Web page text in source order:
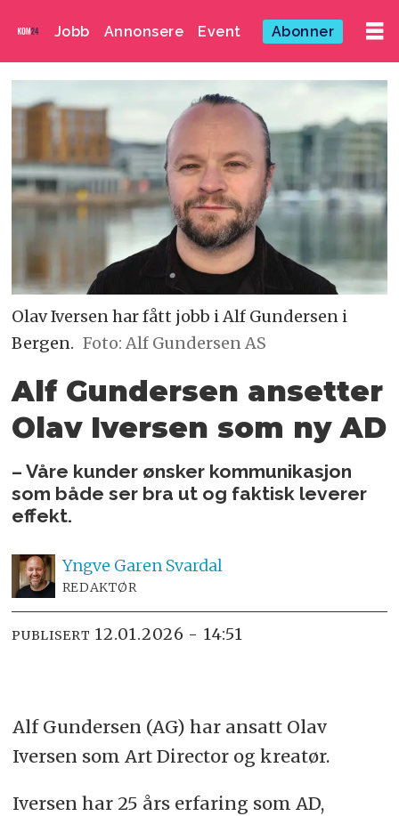
Jobb Annonsere Event Abonner
Olav Iversen har fått jobb i Alf Gundersen i
Bergen. Foto: Alf Gundersen AS
Alf Gundersen ansetter
Olav Iversen som ny AD
– Våre kunder ønsker kommunikasjon
som både ser bra ut og faktisk leverer
effekt.
Yngve Garen Svardal
REDAKTØR
PUBLISERT 12.01.2026 - 14:51
Alf Gundersen (AG) har ansatt Olav
Iversen som Art Director og kreatør.
Iversen har 25 års erfaring som AD,